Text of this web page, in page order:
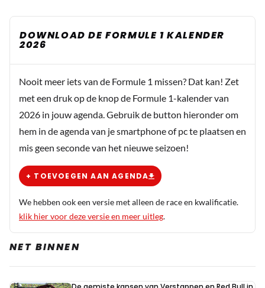
DOWNLOAD DE FORMULE 1 KALENDER
2026
Nooit meer iets van de Formule 1 missen? Dat kan! Zet
met een druk op de knop de Formule 1-kalender van
2026 in jouw agenda. Gebruik de button hieronder om
hem in de agenda van je smartphone of pc te plaatsen en
mis geen seconde van het nieuwe seizoen!
+ TOEVOEGEN AAN AGENDA
We hebben ook een versie met alleen de race en kwalificatie.
klik hier voor deze versie en meer uitleg.
NET BINNEN